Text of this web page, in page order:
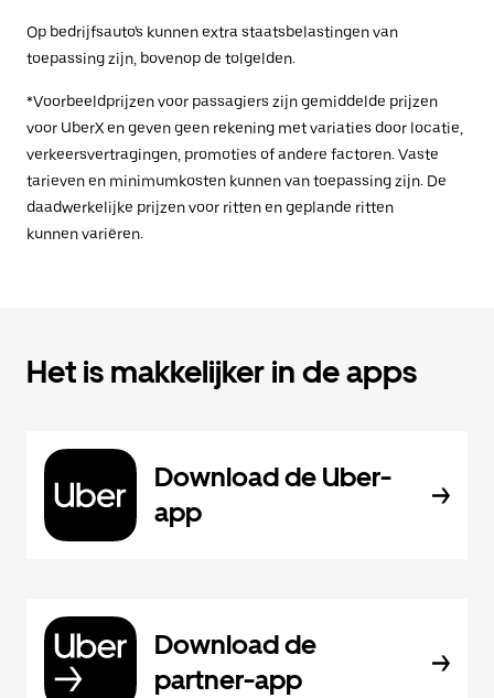
Op bedrijfsauto's kunnen extra staatsbelastingen van
toepassing zijn, bovenop de tolgelden.
*Voorbeeldprijzen voor passagiers zijn gemiddelde prijzen
voor UberX en geven geen rekening met variaties door locatie,
verkeersvertragingen, promoties of andere factoren. Vaste
tarieven en minimumkosten kunnen van toepassing zijn. De
daadwerkelijke prijzen voor ritten en geplande ritten
kunnen variëren.
Het is makkelijker in de apps
Download de Uber-
app
Download de
partner-app